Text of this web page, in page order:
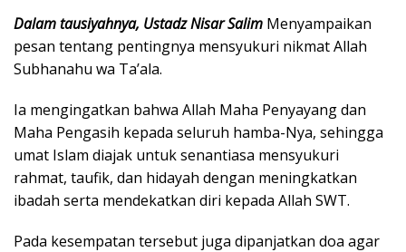
Dalam tausiyahnya, Ustadz Nisar Salim Menyampaikan
pesan tentang pentingnya mensyukuri nikmat Allah
Subhanahu wa Ta’ala.
Ia mengingatkan bahwa Allah Maha Penyayang dan
Maha Pengasih kepada seluruh hamba-Nya, sehingga
umat Islam diajak untuk senantiasa mensyukuri
rahmat, taufik, dan hidayah dengan meningkatkan
ibadah serta mendekatkan diri kepada Allah SWT.
Pada kesempatan tersebut juga dipanjatkan doa agar